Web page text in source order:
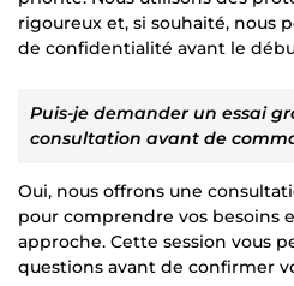
rigoureux et, si souhaité, nous
de confidentialité avant le
Puis-je demander un essai
consultation avant de
Oui, nous offrons une
pour comprendre vos besoins
approche. Cette session vous
questions avant de confirmer